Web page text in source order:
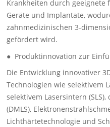
Krankheiten durch
Geräte und Implantate,
zahnmedizinischen 3-
gefördert wird.
● Produktinnovation zur
Die Entwicklung innovativer
Technologien wie selektivem
selektivem Lasersintern
(DMLS),
Lichthärtetechnologie und